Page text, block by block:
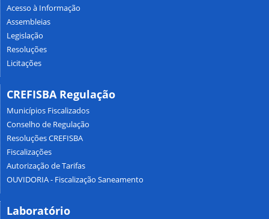
Acesso à Informação
Assembleias
Legislação
Resoluções
Licitações
CREFISBA Regulação
Municípios Fiscalizados
Conselho de Regulação
Resoluções CREFISBA
Fiscalizações
Autorização de Tarifas
OUVIDORIA - Fiscalização Saneamento
Laboratório